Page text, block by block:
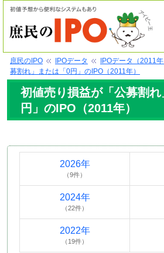
庶民のIPO IPOデータ IPOデータ（2011年
募割れ」または「0円」のIPO（2011年）
初値売り損益が「公募割
円」のIPO（2011年）
2026年
（9件）
2024年
（22件）
2022年
（19件）